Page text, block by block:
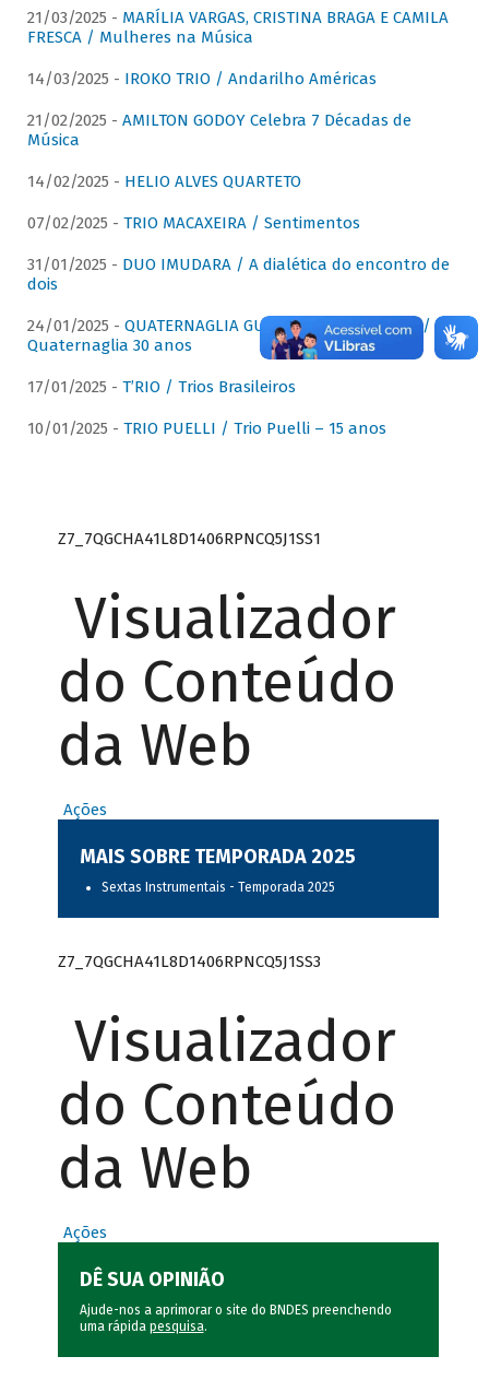
21/03/2025 - MARÍLIA VARGAS, CRISTINA BRAGA E CAMILA
FRESCA / Mulheres na Música
14/03/2025 - IROKO TRIO / Andarilho Américas
21/02/2025 - AMILTON GODOY Celebra 7 Décadas de
Música
14/02/2025 - HELIO ALVES QUARTETO
07/02/2025 - TRIO MACAXEIRA / Sentimentos
31/01/2025 - DUO IMUDARA / A dialética do encontro de
dois
24/01/2025 - QUATERNAGLIA GUITAR QUARTET (QGQ) /
Quaternaglia 30 anos
17/01/2025 - T’RIO / Trios Brasileiros
10/01/2025 - TRIO PUELLI / Trio Puelli – 15 anos
Z7_7QGCHA41L8D1406RPNCQ5J1SS1
Visualizador
do Conteúdo
da Web
Ações
MAIS SOBRE TEMPORADA 2025
Sextas Instrumentais - Temporada 2025
Z7_7QGCHA41L8D1406RPNCQ5J1SS3
Visualizador
do Conteúdo
da Web
Ações
DÊ SUA OPINIÃO
Ajude-nos a aprimorar o site do BNDES preenchendo
uma rápida pesquisa.